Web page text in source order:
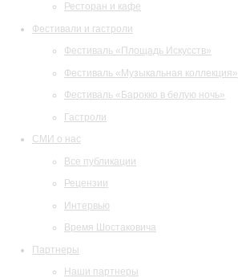
Ресторан и кафе
Фестивали и гастроли
Фестиваль «Площадь Искусств»
Фестиваль «Музыкальная коллекция»
Фестиваль «Барокко в белую ночь»
Гастроли
СМИ о нас
Все публикации
Рецензии
Интервью
Время Шостаковича
Партнеры
Наши партнеры